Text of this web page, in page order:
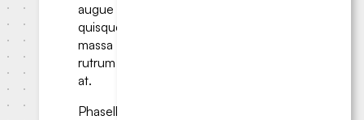
augue
quisque
massa
rutrum
at.
Phasellus